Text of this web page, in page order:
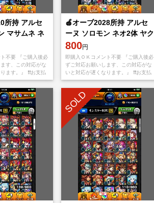
所持 アルセ
マサムネ ネ
不要 『ご購入後必
す、この対応がな
ます。』 ❗️❗️お支払
もしくは
捨てメアド
🍎オーブ2028所持 アルセ
ーヌ ソロモン ネオ2体 ヤク
モ🍎
800円
即購入ＯＫコメント不要 『ご購入後必
ずご対応お願いします、この対応がな
いと対応が遅くなります。』 ❗️❗️お支払
い後、アプリをappStoreもしくは
Googleplayから【捨てメアド
SOLD